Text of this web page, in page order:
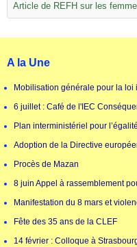
Article de REFH sur les
A la Une
Mobilisation générale pour la
6 juillet : Café de l'IEC
Plan interministériel pour
Adoption de la Directive
Procès de Mazan
8 juin Appel à rassemblement
Manifestation du 8 mars et
Fête des 35 ans de la CLEF
14 février : Colloque à